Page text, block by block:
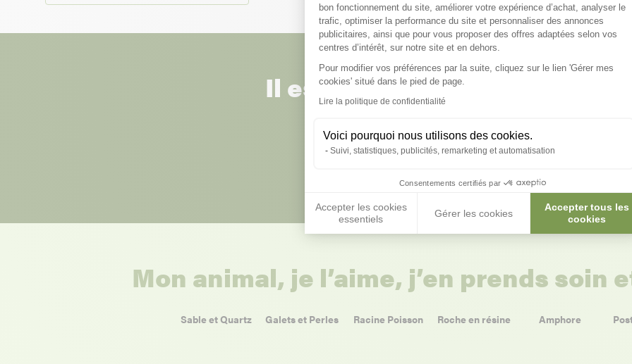
bon fonctionnement du site, améliorer votre expérience d’achat, analyser le
trafic, optimiser la performance du site et personnaliser des annonces
publicitaires, ainsi que pour vous proposer des offres adaptées selon vos
centres d’intérêt, sur notre site et en dehors.
Pour modifier vos préférences par la suite, cliquez sur le lien 'Gérer mes
cookies' situé dans le pied de page.
Lire la politique de confidentialité
Voici pourquoi nous utilisons des cookies.
Suivi, statistiques, publicités, remarketing et automatisation
Consentements certifiés par
Accepter les cookies
essentiels
Gérer les cookies
Accepter tous les
cookies
Axeptio consent
Il est bien normal de se
questions :)
Mon animal, je l’aime, j’en prends soin
Sable et Quartz Galets et Perles Racine Poisson Roche en résine Amphore